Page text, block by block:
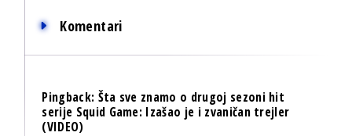
Komentari
Pingback: Šta sve znamo o drugoj sezoni hit
serije Squid Game: Izašao je i zvaničan trejler
(VIDEO)